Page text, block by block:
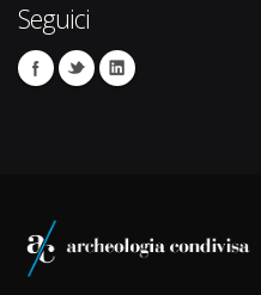
Seguici